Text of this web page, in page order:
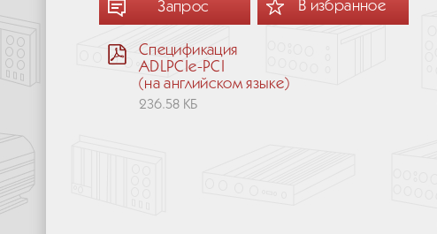
Запрос В избранное
Спецификация
ADLPCIe-PCI
(на английском языке)
236.58 КБ